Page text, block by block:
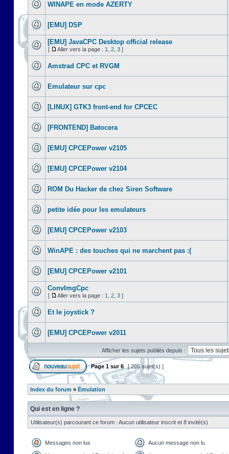
WINAPE en mode AZERTY
[EMU] DSP
[EMU] JavaCPC Desktop official release
[ Aller vers la page : 1 2 3 ]
Amstrad CPC et RVGM
Emulateur sur cpc
[LINUX] GTK3 front-end for CPCEC
[FRONTEND] Batocera
[EMU] CPCEPower v2105
[EMU] CPCEPower v2104
ROM Du Hacker de chez Siren Software
petite idée pour les emulateurs
[EMU] CPCEPower v2103
WinAPE : des touches qui ne marchent pas :(
[EMU] CPCEPower v2101
ConvImgCpc
[ Aller vers la page : 1 2 3 ]
Et le joystick ?
[EMU] CPCEPower v2011
Afficher les sujets publiés depuis :
Page 1 sur6 [ 286 sujet(s) ]
Index du forum » Émulation
Qui est en ligne ?
Utilisateur(s) parcourant ce forum : Aucun utilisateur inscrit et 8 invité(s)
Messages non lus Aucun message non lu